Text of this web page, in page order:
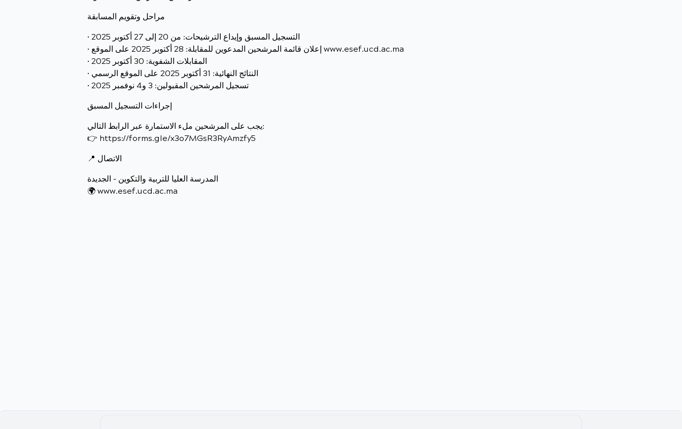
مراحل وتقويم المسابقة
• التسجيل المسبق وإيداع الترشيحات: من 20 إلى 27 أكتوبر 2025
• إعلان قائمة المرشحين المدعوين للمقابلة: 28 أكتوبر 2025 على الموقع www.esef.ucd.ac.ma
• المقابلات الشفوية: 30 أكتوبر 2025
• النتائج النهائية: 31 أكتوبر 2025 على الموقع الرسمي
• تسجيل المرشحين المقبولين: 3 و4 نوفمبر 2025
إجراءات التسجيل المسبق
يجب على المرشحين ملء الاستمارة عبر الرابط التالي:
👉 https://forms.gle/x3o7MGsR3RyAmzfy5
📍 الاتصال
المدرسة العليا للتربية والتكوين – الجديدة
🌍 www.esef.ucd.ac.ma